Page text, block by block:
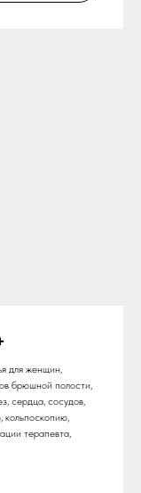
для женщин,
брюшной полости,
сердца, сосудов,
кольпоскопию,
терапевта,